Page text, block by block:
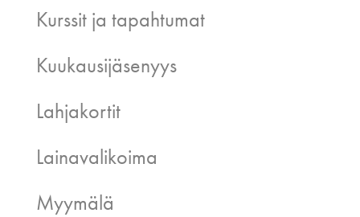
Kurssit ja tapahtumat
Kuukausijäsenyys
Lahjakortit
Lainavalikoima
Myymälä